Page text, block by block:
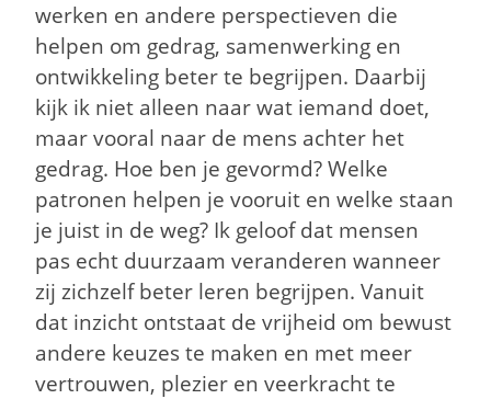
werken en andere perspectieven die
helpen om gedrag, samenwerking en
ontwikkeling beter te begrijpen. Daarbij
kijk ik niet alleen naar wat iemand doet,
maar vooral naar de mens achter het
gedrag. Hoe ben je gevormd? Welke
patronen helpen je vooruit en welke staan
je juist in de weg? Ik geloof dat mensen
pas echt duurzaam veranderen wanneer
zij zichzelf beter leren begrijpen. Vanuit
dat inzicht ontstaat de vrijheid om bewust
andere keuzes te maken en met meer
vertrouwen, plezier en veerkracht te